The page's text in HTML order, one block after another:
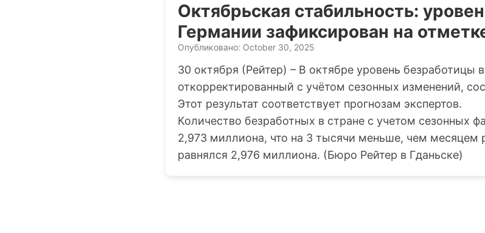
Октябрьская стабильность:
Германии зафиксирован на
Опубликовано: October 30, 2025
30 октября (Рейтер) – В октябре уровень безработицы
откорректированный с учётом сезонных изменений,
Этот результат соответствует прогнозам экспертов.
Количество безработных в стране с учетом сезонных
2,973 миллиона, что на 3 тысячи меньше, чем месяцем
равнялся 2,976 миллиона. (Бюро Рейтер в Гданьске)